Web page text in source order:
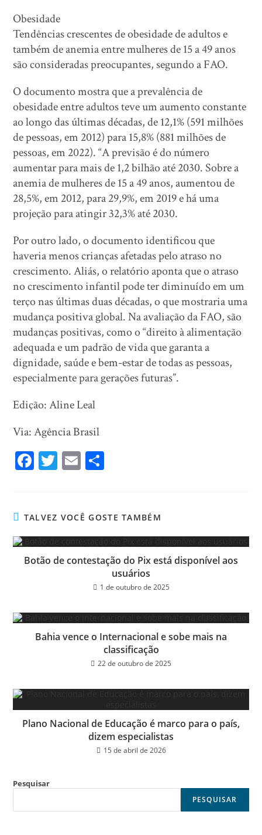
Obesidade
Tendências crescentes de obesidade de adultos e
também de anemia entre mulheres de 15 a 49 anos
são consideradas preocupantes, segundo a FAO.
O documento mostra que a prevalência de
obesidade entre adultos teve um aumento constante
ao longo das últimas décadas, de 12,1% (591 milhões
de pessoas, em 2012) para 15,8% (881 milhões de
pessoas, em 2022). “A previsão é do número
aumentar para mais de 1,2 bilhão até 2030. Sobre a
anemia de mulheres de 15 a 49 anos, aumentou de
28,5%, em 2012, para 29,9%, em 2019 e há uma
projeção para atingir 32,3% até 2030.
Por outro lado, o documento identificou que
haveria menos crianças afetadas pelo atraso no
crescimento. Aliás, o relatório aponta que o atraso
no crescimento infantil pode ter diminuído em um
terço nas últimas duas décadas, o que mostraria uma
mudança positiva global. Na avaliação da FAO, são
mudanças positivas, como o “direito à alimentação
adequada e um padrão de vida que garanta a
dignidade, saúde e bem-estar de todas as pessoas,
especialmente para gerações futuras”.
Edição: Aline Leal
Via: Agência Brasil
Fa
ok
T
er
E
TALVEZ VOCÊ GOSTE TAMBÉM
Botão de contestação do Pix está disponível aos
usuários
1 de outubro de 2025
Bahia vence o Internacional e sobe mais na
classificação
22 de outubro de 2025
Plano Nacional de Educação é marco para o país,
dizem especialistas
15 de abril de 2026
Pesquisar
PESQUISAR